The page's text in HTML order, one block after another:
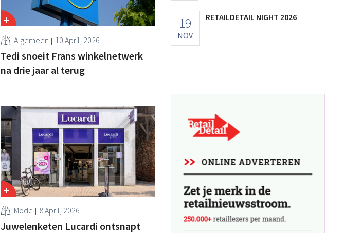
Algemeen 10 April, 2026
Tedi snoeit Frans winkelnetwerk
na drie jaar al terug
Mode 8 April, 2026
Juwelenketen Lucardi ontsnapt
19
NOV
RETAILDETAIL NIGHT 2026